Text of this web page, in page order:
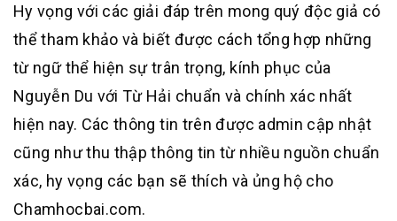
Hy vọng với các giải đáp trên mong quý độc giả có
thể tham khảo và biết được cách tổng hợp những
từ ngữ thể hiện sự trân trọng, kính phục của
Nguyễn Du với Từ Hải chuẩn và chính xác nhất
hiện nay. Các thông tin trên được admin cập nhật
cũng như thu thập thông tin từ nhiều nguồn chuẩn
xác, hy vọng các bạn sẽ thích và ủng hộ cho
Chamhocbai.com.